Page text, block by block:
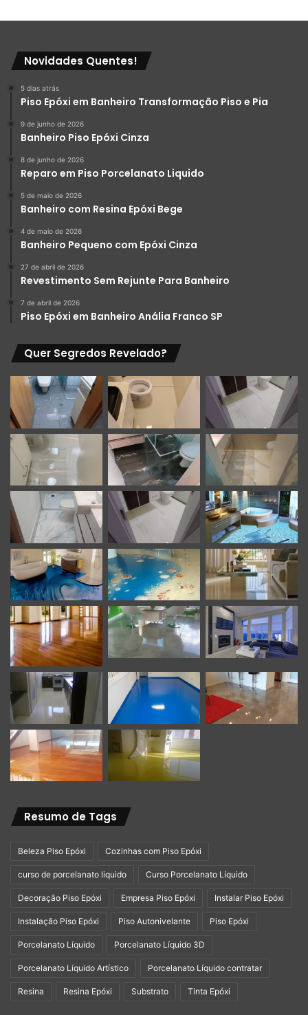
Novidades Quentes!
5 dias atrás
Piso Epóxi em Banheiro Transformação Piso e Pia
9 de junho de 2026
Banheiro Piso Epóxi Cinza
8 de junho de 2026
Reparo em Piso Porcelanato Liquido
5 de maio de 2026
Banheiro com Resina Epóxi Bege
4 de maio de 2026
Banheiro Pequeno com Epóxi Cinza
27 de abril de 2026
Revestimento Sem Rejunte Para Banheiro
7 de abril de 2026
Piso Epóxi em Banheiro Anália Franco SP
Quer Segredos Revelado?
Resumo de Tags
Beleza Piso Epóxi Cozinhas com Piso Epóxi
curso de porcelanato liquido Curso Porcelanato Líquido
Decoração Piso Epóxi Empresa Piso Epóxi Instalar Piso Epóxi
Instalação Piso Epóxi Piso Autonivelante Piso Epóxi
Porcelanato Líquido Porcelanato Líquido 3D
Porcelanato Líquido Artístico Porcelanato Líquido contratar
Resina Resina Epóxi Substrato Tinta Epóxi